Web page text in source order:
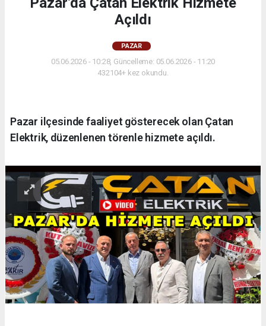
Açıldı
PAZAR
05.06.2026 - 10:28, Güncelleme: 05.06.2026 - 11:20
432104+ kez okundu.
Pazar ilçesinde faaliyet gösterecek olan Çatan
Elektrik, düzenlenen törenle hizmete açıldı.